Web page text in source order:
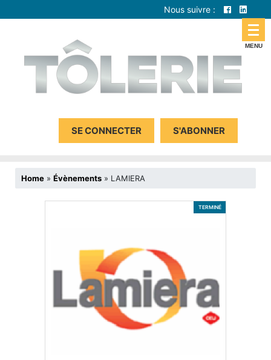
Nous suivre :
SE CONNECTER S'ABONNER
Home » Évènements » LAMIERA
TERMINÉ